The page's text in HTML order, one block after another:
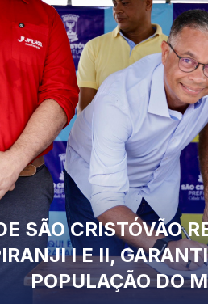
SÃO CRISTÓVÃO
I E II,
POPULAÇÃO DO